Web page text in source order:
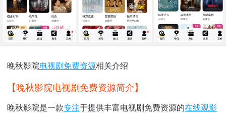
晚秋影院电视剧 免费资源相关介绍
【晚秋影院电视剧免费资源简介】
晚秋影院是一款专注于提供丰富电视剧免费资源的在线观影